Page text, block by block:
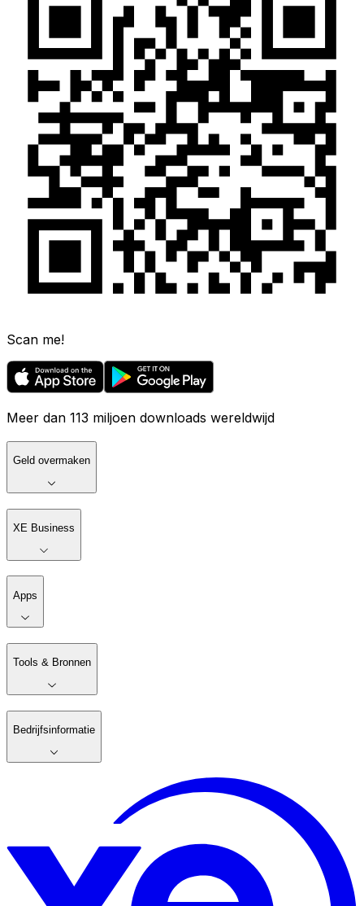
Scan me!
Meer dan 113 miljoen downloads wereldwijd
Geld overmaken
XE Business
Apps
Tools & Bronnen
Bedrijfsinformatie